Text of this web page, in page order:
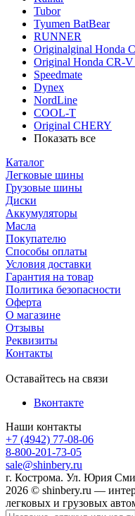
Tubor
Tyumen BatBear
RUNNER
Originalginal Honda
Original Honda CR-
Speedmate
Dynex
NordLine
COOL-T
Original СHERY
Показать все
Каталог
Легковые шины
Грузовые шины
Диски
Аккумуляторы
Масла
Покупателю
Способы оплаты
Условия доставки
Гарантия на товар
Политика безопасности
Оферта
О магазине
Отзывы
Реквизиты
Контакты
Оставайтесь на связи
Вконтакте
Наши контакты
+7 (4942) 77-08-06
8-800-201-73-05
sale@shinbery.ru
г. Кострома. Ул. Юрия
2026 © shinbery.ru —
легковых и грузовых